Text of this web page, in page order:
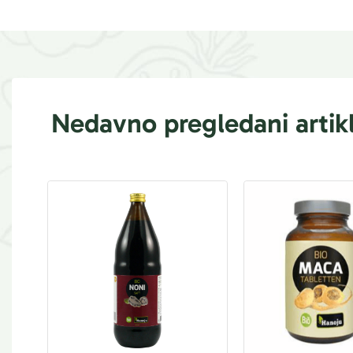
Nedavno pregledani